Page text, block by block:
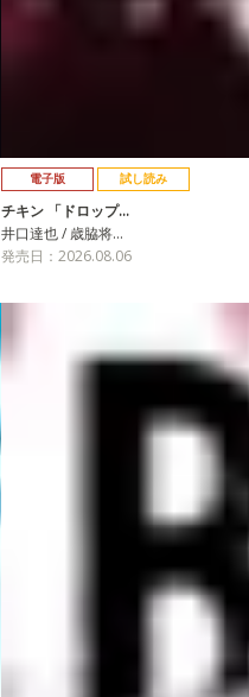
電子版 試し読み
チキン 「ドロップ…
井口達也 / 歳脇将…
発売日：2026.08.06